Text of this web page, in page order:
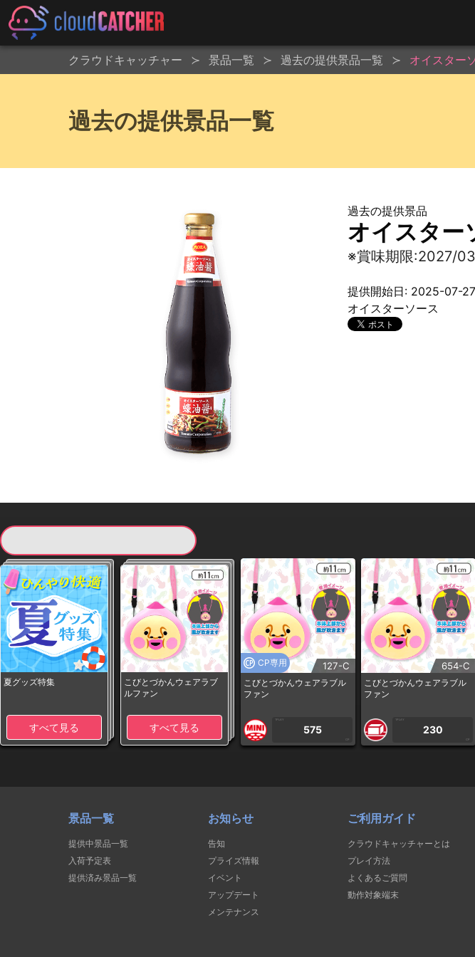
クラウドキャッチャー 景品一覧 過去の提供景品一覧 オイスター
過去の提供景品一覧
過去の提供景品
オイスタ
※賞味期限:2027/
提供開始日: 2025-07-
オイスターソース
夏グッズ特集
すべて見る
こびとづかんウェアラブ
ルファン
すべて見る
CP専用 127-C
こびとづかんウェアラブル
ファン
1PLAY
575
CP
654-C
こびとづかんウェアラブル
ファン
1PLAY
230
CP
景品一覧
提供中景品一覧
入荷予定表
提供済み景品一覧
お知らせ
告知
プライズ情報
イベント
アップデート
メンテナンス
ご利用ガイド
クラウドキャッチャーとは
プレイ方法
よくあるご質問
動作対象端末